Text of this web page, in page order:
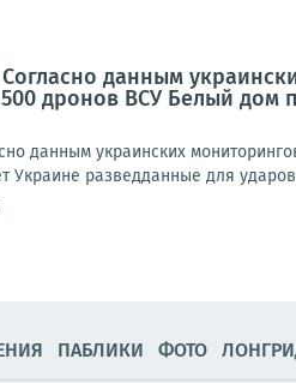
Согласно данным
500 дронов ВСУ Белый
данным украинских
Украине разведданные для
ПАБЛИКИ ФОТО